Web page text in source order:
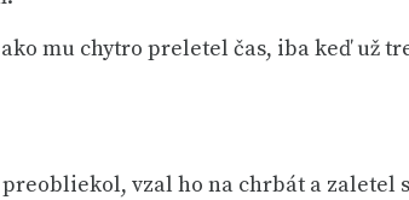
mu chytro preletel čas, iba keď už
vzal ho na chrbát a zaletel